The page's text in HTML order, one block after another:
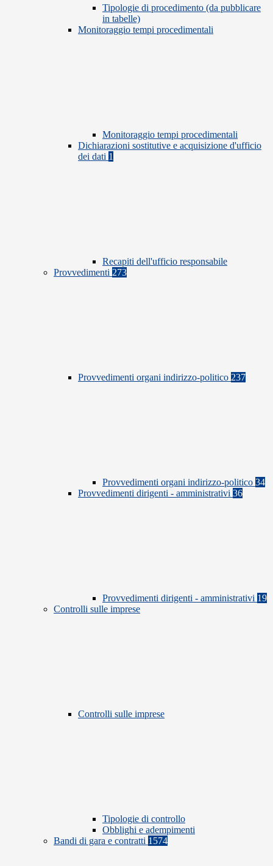
Tipologie di procedimento (da pubblicare
in tabelle)
Monitoraggio tempi procedimentali
Monitoraggio tempi procedimentali
Dichiarazioni sostitutive e acquisizione d'ufficio
dei dati 1
Recapiti dell'ufficio responsabile
Provvedimenti 273
Provvedimenti organi indirizzo-politico 237
Provvedimenti organi indirizzo-politico 34
Provvedimenti dirigenti - amministrativi 36
Provvedimenti dirigenti - amministrativi 19
Controlli sulle imprese
Controlli sulle imprese
Tipologie di controllo
Obblighi e adempimenti
Bandi di gara e contratti 1574